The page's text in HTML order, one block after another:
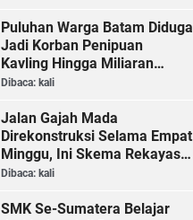
Puluhan Warga Batam Diduga
Jadi Korban Penipuan
Kavling Hingga Miliaran
Rupiah, Laporan ke Polda
Dibaca: kali
Jalan Gajah Mada
Direkonstruksi Selama Empat
Minggu, Ini Skema Rekayasa
Lalu Lintasnya
Dibaca: kali
SMK Se-Sumatera Belajar